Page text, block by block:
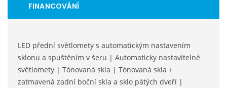
FINANCOVÁNÍ
LED přední světlomety s automatickým nastavením
sklonu a spuštěním v šeru | Automaticky nastavitelné
světlomety | Tónovaná skla | Tónovaná skla +
zatmavená zadní boční skla a sklo pátých dveří |